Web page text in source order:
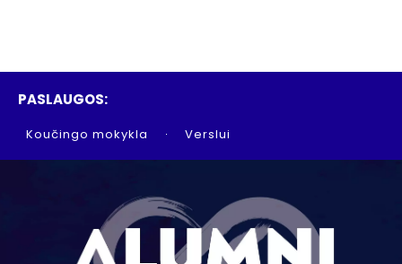
PASLAUGOS:
Koučingo mokykla Verslui